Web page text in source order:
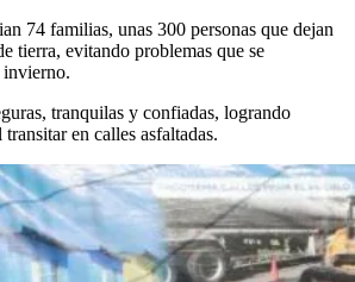
74 familias, unas 300 personas que dejan
tierra, evitando problemas que se
invierno.
tranquilas y confiadas, logrando
en calles asfaltadas.